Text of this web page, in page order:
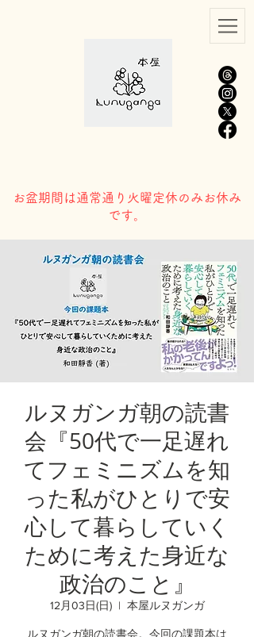
​お盆期間は通常通り火曜定休のみお休み
です。
ルヌガンガ朝の読書
会『50代で一足遅れ
てフェミニズムを知
った私がひとりで安
心して暮らしていく
ために考えた身近な
政治のこと』
12月03日(日)
  |
本屋ルヌガンガ
ルヌガンガ朝の読書会。今回の課題本は